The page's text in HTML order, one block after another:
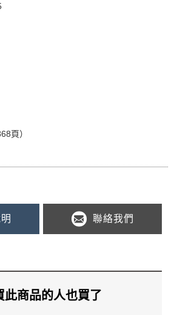
頁）
聯絡我們
此商品的人也買了